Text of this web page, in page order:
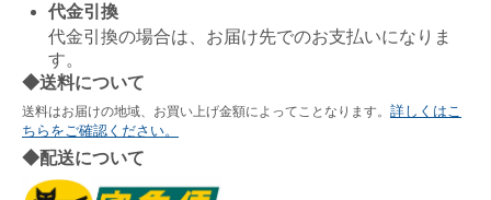
代金引換
代金引換の場合は、お届け先でのお支払いになりま
す。
◆送料について
送料はお届けの地域、お買い上げ金額によってことなります。 詳しくはこ
ちらをご確認ください。
◆配送について